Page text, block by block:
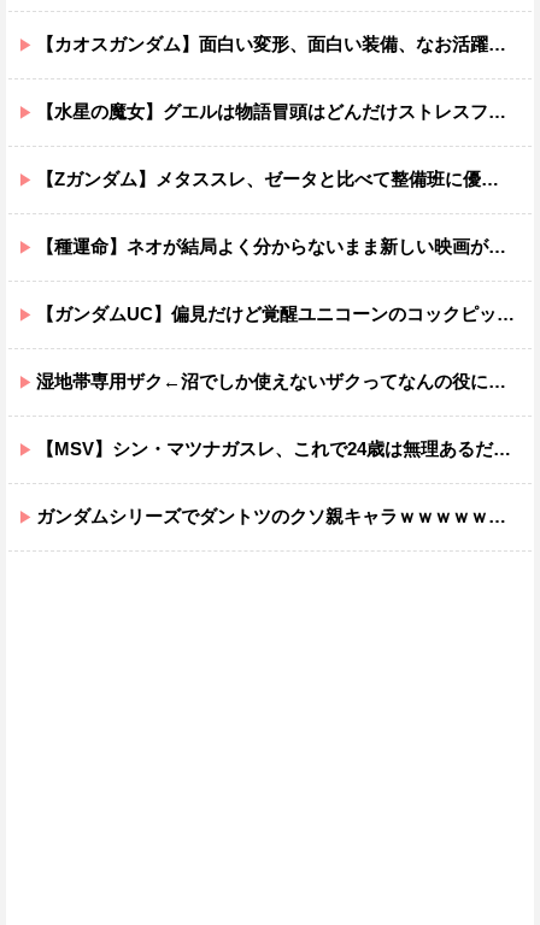
【カオスガンダム】面白い変形、面白い装備、なお活躍…
【水星の魔女】グエルは物語冒頭はどんだけストレスフルだったんだよ…ってなる
【Zガンダム】メタススレ、ゼータと比べて整備班に優しそう
【種運命】ネオが結局よく分からないまま新しい映画が終わった後ももやもやしてる
【ガンダムUC】偏見だけど覚醒ユニコーンのコックピットってエアコンの効きが強そうでいいよね
湿地帯専用ザク←沼でしか使えないザクってなんの役に立つ設定なんだ？
【MSV】シン・マツナガスレ、これで24歳は無理あるだろ…
ガンダムシリーズでダントツのクソ親キャラｗｗｗｗｗｗｗｗｗｗｗｗ